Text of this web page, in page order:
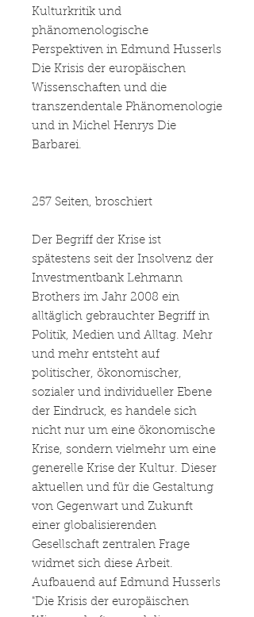
Kulturkritik und
phänomenologische
Perspektiven in Edmund Husserls
Die Krisis der europäischen
Wissenschaften und die
transzendentale Phänomenologie
und in Michel Henrys Die
Barbarei.
257 Seiten, broschiert
Der Begriff der Krise ist
spätestens seit der Insolvenz der
Investmentbank Lehmann
Brothers im Jahr 2008 ein
alltäglich gebrauchter Begriff in
Politik, Medien und Alltag. Mehr
und mehr entsteht auf
politischer, ökonomischer,
sozialer und individueller Ebene
der Eindruck, es handele sich
nicht nur um eine ökonomische
Krise, sondern vielmehr um eine
generelle Krise der Kultur. Dieser
aktuellen und für die Gestaltung
von Gegenwart und Zukunft
einer globalisierenden
Gesellschaft zentralen Frage
widmet sich diese Arbeit.
Aufbauend auf Edmund Husserls
"Die Krisis der europäischen